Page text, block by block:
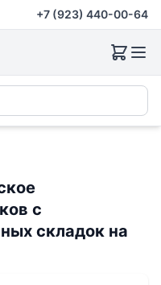
+7 (923) 440-00-64
с
складок на